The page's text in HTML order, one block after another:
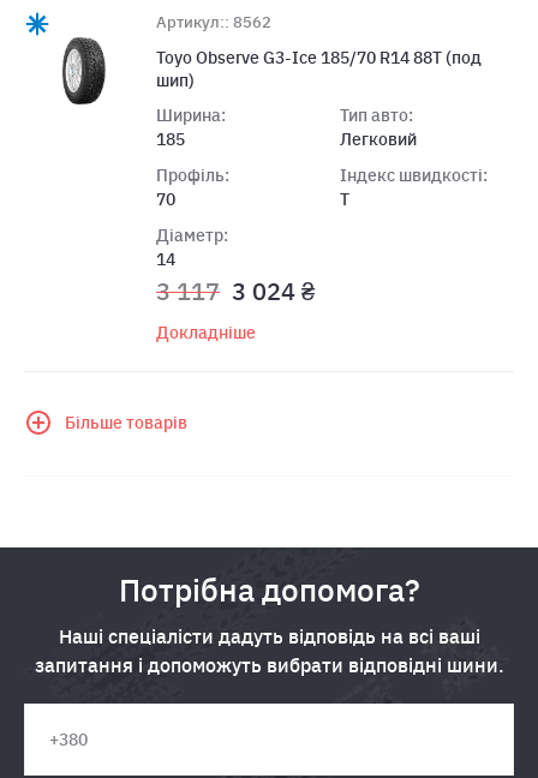
Артикул:: 8562
Toyo Observe G3-Ice 185/70 R14 88T (под
шип)
Ширина:
185
Профіль:
70
Діаметр:
14
Тип авто:
Легковий
Індекс швидкості:
T
3 117 3 024 ₴
Докладніше
Більше товарів
Потрібна допомога?
Наші спеціалісти дадуть відповідь на всі ваші
запитання і допоможуть вибрати відповідні шини.